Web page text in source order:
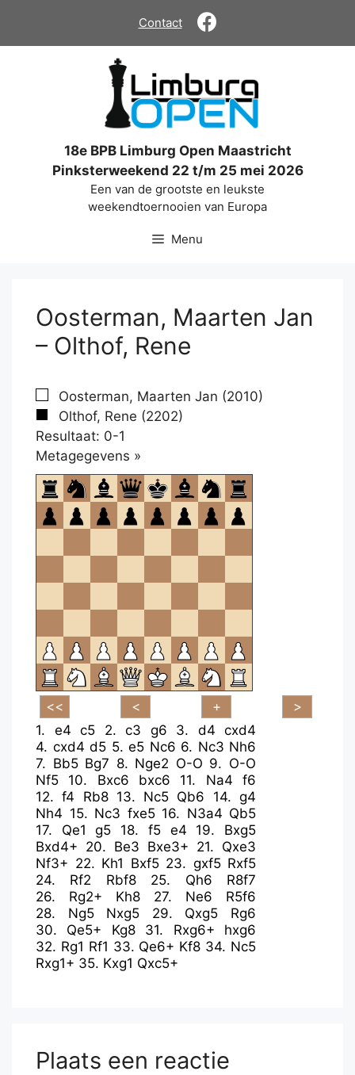
de
Contact
18e BPB Limburg Open Maastricht
Pinksterweekend 22 t/m 25 mei 2026
Een van de grootste en leukste
weekendtoernooien van Europa
Menu
Oosterman, Maarten Jan
– Olthof, Rene
Oosterman, Maarten Jan (2010)
Olthof, Rene (2202)
Resultaat: 0-1
Metagegevens »
om
te
openen.
1. e4 c5 2. c3 g6 3. d4 cxd4
4. cxd4 d5 5. e5 Nc6 6. Nc3 Nh6
7. Bb5 Bg7 8. Nge2 O-O 9. O-O
Nf5
10. Bxc6 bxc6 11. Na4
f6
12.f4 Rb8 13. Nc5 Qb6 14.g4
Nh4 15. Nc3 fxe5 16. N3a4 Qb5
17. Qe1 g5 18. f5 e4 19. Bxg5
Bxd4+ 20. Be3 Bxe3+ 21. Qxe3
Nf3+ 22. Kh1 Bxf5 23. gxf5 Rxf5
24. Rf2 Rbf8 25. Qh6
R8f7
26. Rg2+ Kh8 27. Ne6
R5f6
28. Ng5 Nxg5 29. Qxg5
Rg6
30. Qe5+ Kg8 31. Rxg6+
hxg6
32. Rg1 Rf1 33. Qe6+ Kf8 34. Nc5
Rxg1+ 35. Kxg1 Qxc5+
Plaats een reactie